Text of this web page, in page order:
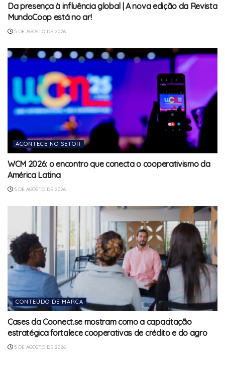
Da presença à influência global | A nova edição da Revista
MundoCoop está no ar!
5 DE AGOSTO DE 2026
ACONTECE NO SETOR
WCM 2026: o encontro que conecta o cooperativismo da
América Latina
5 DE AGOSTO DE 2026
CONTEÚDO DE MARCA
Cases da Coonect.se mostram como a capacitação
estratégica fortalece cooperativas de crédito e do agro
5 DE AGOSTO DE 2026